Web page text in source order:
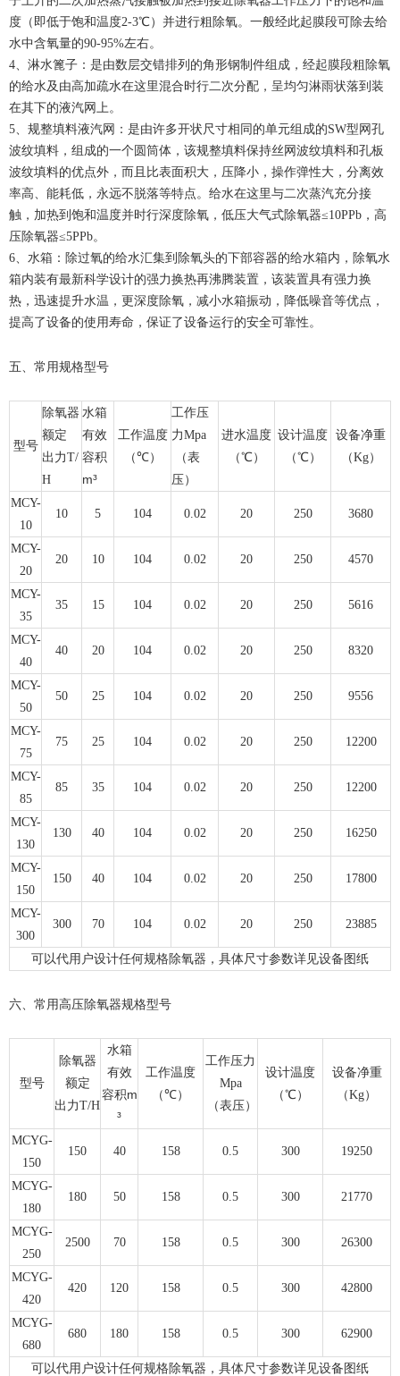
度（即低于饱和温度2-3℃）并进行粗除氧。一般经此起膜段可除去给
水中含氧量的90-95%左右。
4、淋水篦子：是由数层交错排列的角形钢制件组成，经起膜段粗除氧
的给水及由高加疏水在这里混合时行二次分配，呈均匀淋雨状落到装
在其下的液汽网上。
5、规整填料液汽网：是由许多开状尺寸相同的单元组成的SW型网孔
波纹填料，组成的一个圆筒体，该规整填料保持丝网波纹填料和孔板
波纹填料的优点外，而且比表面积大，压降小，操作弹性大，分离效
率高、能耗低，永远不脱落等特点。给水在这里与二次蒸汽充分接
触，加热到饱和温度并时行深度除氧，低压大气式除氧器≤10PPb，高
压除氧器≤5PPb。
6、水箱：除过氧的给水汇集到除氧头的下部容器的给水箱内，除氧水
箱内装有最新科学设计的强力换热再沸腾装置，该装置具有强力换
热，迅速提升水温，更深度除氧，减小水箱振动，降低噪音等优点，
提高了设备的使用寿命，保证了设备运行的安全可靠性。
五、常用规格型号
型号
除氧器
额定
出力T/
H
水箱
有效
容积
m³
工作温度
（℃）
工作压
力Mpa
（表
压）
进水温度
（℃）
设计温度
（℃）
设备净重
（Kg）
MCY-
10
10 5 104 0.02 20 250 3680
MCY-
20
20 10 104 0.02 20 250 4570
MCY-
35
35 15 104 0.02 20 250 5616
MCY-
40
40 20 104 0.02 20 250 8320
MCY-
50
50 25 104 0.02 20 250 9556
MCY-
75
75 25 104 0.02 20 250 12200
MCY-
85
85 35 104 0.02 20 250 12200
MCY-
130
130 40 104 0.02 20 250 16250
MCY-
150
150 40 104 0.02 20 250 17800
MCY-
300
300 70 104 0.02 20 250 23885
可以代用户设计任何规格除氧器，具体尺寸参数详见设备图纸
六、常用高压除氧器规格型号
型号
除氧器
额定
出力T/H
水箱
有效
容积m
³
工作温度
（℃）
工作压力
Mpa
（表压）
设计温度
（℃）
设备净重
（Kg）
MCYG-
150
150 40 158 0.5 300 19250
MCYG-
180
180 50 158 0.5 300 21770
MCYG-
250
2500 70 158 0.5 300 26300
MCYG-
420
420 120 158 0.5 300 42800
MCYG-
680
680 180 158 0.5 300 62900
可以代用户设计任何规格除氧器，具体尺寸参数详见设备图纸